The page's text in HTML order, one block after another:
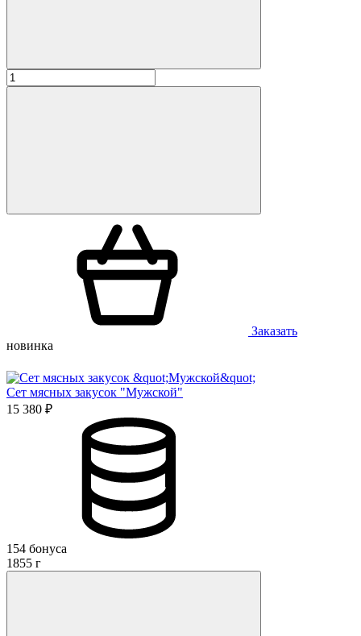
Заказать
новинка
Сет мясных закусок "Мужской"
15 380 ₽
154 бонуса
1855 г